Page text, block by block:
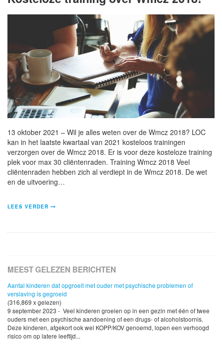
13 oktober 2021 – Wil je alles weten over de Wmcz 2018? LOC
kan in het laatste kwartaal van 2021 kosteloos trainingen
verzorgen over de Wmcz 2018. Er is voor deze kosteloze training
plek voor max 30 cliëntenraden. Training Wmcz 2018 Veel
cliëntenraden hebben zich al verdiept in de Wmcz 2018. De wet
en de uitvoering…
LEES VERDER
MEEST GELEZEN BERICHTEN
Aantal kinderen dat opgroeit met ouder met psychische problemen of
verslaving is gegroeid
(316,869 x gelezen)
9 september 2023 - Veel kinderen groeien op in een gezin met één of twee
ouders met een psychische aandoening of een drugs- of alcoholstoornis.
Deze kinderen, afgekort ook wel KOPP/KOV genoemd, lopen een verhoogd
risico om op latere leeftijd...